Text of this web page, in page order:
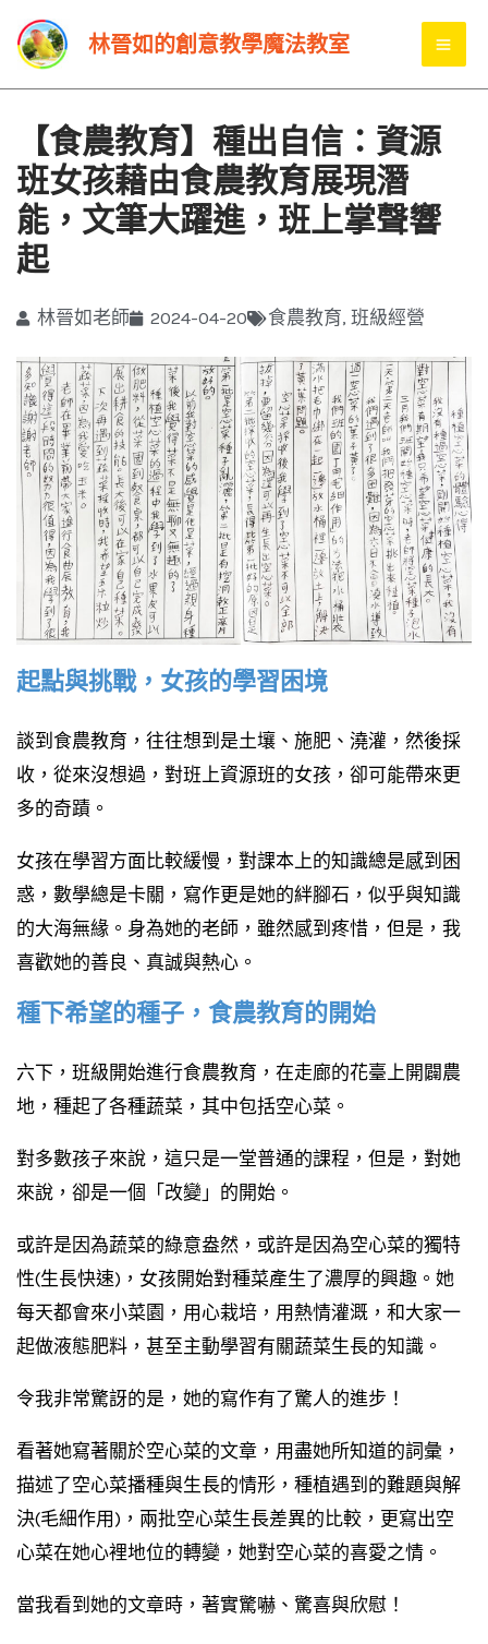
主
林晉如的創意教學魔法教室
【食農教育】種出自信：資源
班女孩藉由食農教育展現潛
能，文筆大躍進，班上掌聲響
起
林晉如老師 2024-04-20 食農教育, 班級經營
起點與挑戰，女孩的學習困境
談到食農教育，往往想到是土壤、施肥、澆灌，然後採
收，從來沒想過，對班上資源班的女孩，卻可能帶來更
多的奇蹟。
女孩在學習方面比較緩慢，對課本上的知識總是感到困
惑，數學總是卡關，寫作更是她的絆腳石，似乎與知識
的大海無緣。身為她的老師，雖然感到疼惜，但是，我
喜歡她的善良、真誠與熱心。
種下希望的種子，食農教育的開始
六下，班級開始進行食農教育，在走廊的花臺上開闢農
地，種起了各種蔬菜，其中包括空心菜。
對多數孩子來說，這只是一堂普通的課程，但是，對她
來說，卻是一個「改變」的開始。
或許是因為蔬菜的綠意盎然，或許是因為空心菜的獨特
性(生長快速)，女孩開始對種菜產生了濃厚的興趣。她
每天都會來小菜園，用心栽培，用熱情灌溉，和大家一
起做液態肥料，甚至主動學習有關蔬菜生長的知識。
令我非常驚訝的是，她的寫作有了驚人的進步！
看著她寫著關於空心菜的文章，用盡她所知道的詞彙，
描述了空心菜播種與生長的情形，種植遇到的難題與解
決(毛細作用)，兩批空心菜生長差異的比較，更寫出空
心菜在她心裡地位的轉變，她對空心菜的喜愛之情。
當我看到她的文章時，著實驚嚇、驚喜與欣慰！